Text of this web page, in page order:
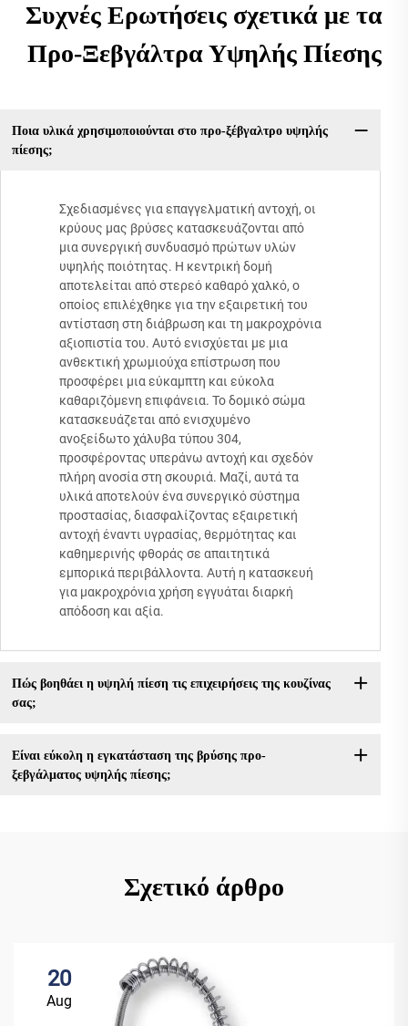
Συχνές Ερωτήσεις σχετικά με τα
Προ-Ξεβγάλτρα Υψηλής Πίεσης
Ποια υλικά χρησιμοποιούνται στο προ-ξέβγαλτρο υψηλής
πίεσης;
Σχεδιασμένες για επαγγελματική αντοχή, οι
κρύους μας βρύσες κατασκευάζονται από
μια συνεργική συνδυασμό πρώτων υλών
υψηλής ποιότητας. Η κεντρική δομή
αποτελείται από στερεό καθαρό χαλκό, ο
οποίος επιλέχθηκε για την εξαιρετική του
αντίσταση στη διάβρωση και τη μακροχρόνια
αξιοπιστία του. Αυτό ενισχύεται με μια
ανθεκτική χρωμιούχα επίστρωση που
προσφέρει μια εύκαμπτη και εύκολα
καθαριζόμενη επιφάνεια. Το δομικό σώμα
κατασκευάζεται από ενισχυμένο
ανοξείδωτο χάλυβα τύπου 304,
προσφέροντας υπεράνω αντοχή και σχεδόν
πλήρη ανοσία στη σκουριά. Μαζί, αυτά τα
υλικά αποτελούν ένα συνεργικό σύστημα
προστασίας, διασφαλίζοντας εξαιρετική
αντοχή έναντι υγρασίας, θερμότητας και
καθημερινής φθοράς σε απαιτητικά
εμπορικά περιβάλλοντα. Αυτή η κατασκευή
για μακροχρόνια χρήση εγγυάται διαρκή
απόδοση και αξία.
Πώς βοηθάει η υψηλή πίεση τις επιχειρήσεις της κουζίνας
σας;
Είναι εύκολη η εγκατάσταση της βρύσης προ-
ξεβγάλματος υψηλής πίεσης;
Σχετικό άρθρο
20
Aug